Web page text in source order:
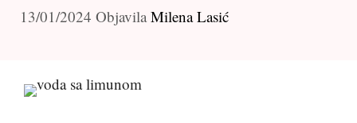
13/01/2024 Objavila Milena Lasić